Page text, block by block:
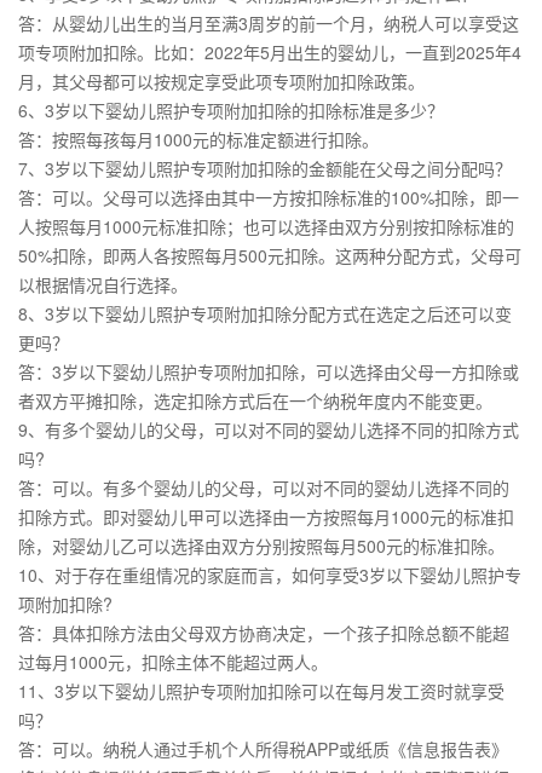
答：从婴幼儿出生的当月至满3周岁的前一个月，纳税人可以享受这
项专项附加扣除。比如：2022年5月出生的婴幼儿，一直到2025年4
月，其父母都可以按规定享受此项专项附加扣除政策。
6、3岁以下婴幼儿照护专项附加扣除的扣除标准是多少？
答：按照每孩每月1000元的标准定额进行扣除。
7、3岁以下婴幼儿照护专项附加扣除的金额能在父母之间分配吗？
答：可以。父母可以选择由其中一方按扣除标准的100%扣除，即一
人按照每月1000元标准扣除；也可以选择由双方分别按扣除标准的
50%扣除，即两人各按照每月500元扣除。这两种分配方式，父母可
以根据情况自行选择。
8、3岁以下婴幼儿照护专项附加扣除分配方式在选定之后还可以变
更吗？
答：3岁以下婴幼儿照护专项附加扣除，可以选择由父母一方扣除或
者双方平摊扣除，选定扣除方式后在一个纳税年度内不能变更。
9、有多个婴幼儿的父母，可以对不同的婴幼儿选择不同的扣除方式
吗?
答：可以。有多个婴幼儿的父母，可以对不同的婴幼儿选择不同的
扣除方式。即对婴幼儿甲可以选择由一方按照每月1000元的标准扣
除，对婴幼儿乙可以选择由双方分别按照每月500元的标准扣除。
10、对于存在重组情况的家庭而言，如何享受3岁以下婴幼儿照护专
项附加扣除?
答：具体扣除方法由父母双方协商决定，一个孩子扣除总额不能超
过每月1000元，扣除主体不能超过两人。
11、3岁以下婴幼儿照护专项附加扣除可以在每月发工资时就享受
吗？
答：可以。纳税人通过手机个人所得税APP或纸质《信息报告表》